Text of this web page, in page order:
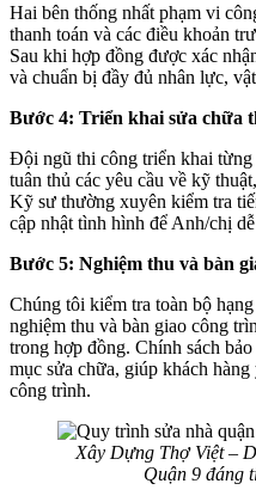
Hai bên thống nhất phạm vi
thanh toán và các điều khoản
Sau khi hợp đồng được xác
và chuẩn bị đầy đủ nhân lực,
Bước 4: Triển khai sửa chữa
Đội ngũ thi công triển khai từng
tuân thủ các yêu cầu về kỹ
Kỹ sư thường xuyên kiểm tra
cập nhật tình hình để Anh/chị
Bước 5: Nghiệm thu và bàn
Chúng tôi kiểm tra toàn bộ
nghiệm thu và bàn giao công
trong hợp đồng. Chính sách
mục sửa chữa, giúp khách
công trình.
Xây Dựng Thợ Việt –
Quận 9 đáng